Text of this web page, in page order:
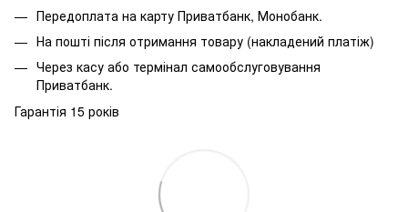
Передоплата на карту Приватбанк, Монобанк.
На пошті після отримання товару (накладений платіж)
Через касу або термінал самообслуговування
Приватбанк.
Гарантія 15 років